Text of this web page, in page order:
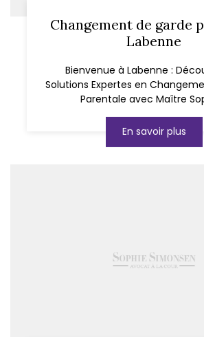
Changement de garde
Labenne
Bienvenue à Labenne :
Solutions Expertes en
Parentale avec Maître
En savoir plus